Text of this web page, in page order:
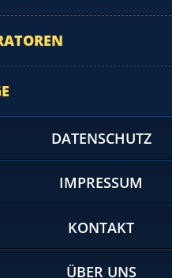
DATENSCHUTZ
IMPRESSUM
KONTAKT
ÜBER UNS